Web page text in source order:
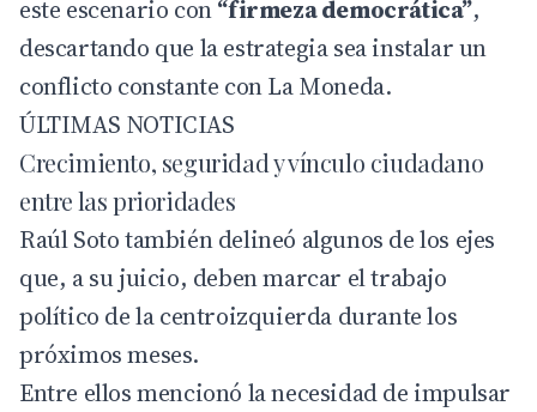
este escenario con“firmeza democrática”,
descartando que la estrategia sea instalar un
conflicto constante con La Moneda.
ÚLTIMAS NOTICIAS
Crecimiento, seguridad y vínculo ciudadano
entre las prioridades
Raúl Soto también delineó algunos de los ejes
que, a su juicio, deben marcar el trabajo
político de la centroizquierda durante los
próximos meses.
Entre ellos mencionó la necesidad de impulsar